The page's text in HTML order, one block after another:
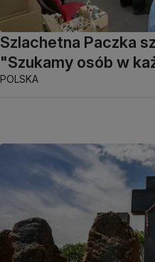
Szlachetna Paczka
"Szukamy osób w
POLSKA